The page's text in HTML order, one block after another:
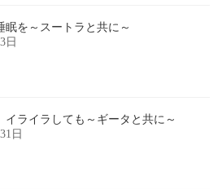
眠を～スートラと共に～
日
イライラしても～ギータと共に～
日